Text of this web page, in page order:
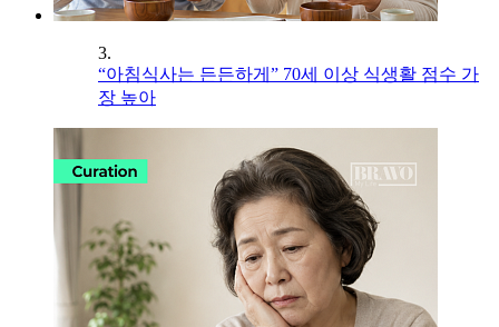
3.
“아침식사는 든든하게” 70세 이상 식생활 점수 가
장 높아